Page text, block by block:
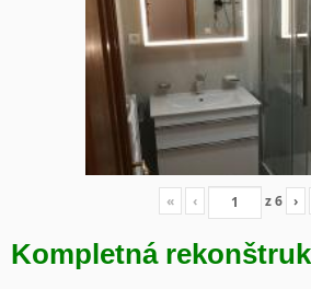
« ‹ z6 ›
Kompletná